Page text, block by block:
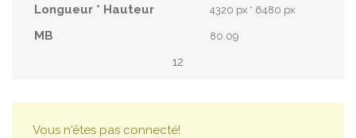
4320 px * 6480 px
80.09
12
Vous n'êtes pas connecté!